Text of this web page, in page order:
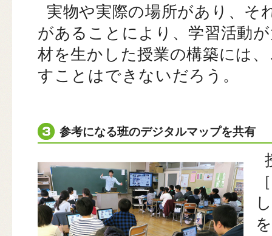
実物や実際の場所があり、そ
があることにより、学習活動
材を生かした授業の構築には
すことはできないだろう。
参考になる班のデジタルマップを共有